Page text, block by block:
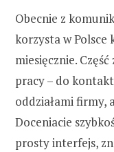
Obecnie z
korzysta w
miesięcznie.
pracy – do
oddziałami firmy,
Doceniacie
prosty interfejs,